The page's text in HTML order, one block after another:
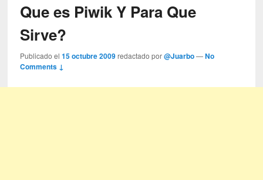
Que es Piwik Y Para Que
Sirve?
Publicado el15 octubre 2009 redactado por@Juarbo —No
Comments ↓